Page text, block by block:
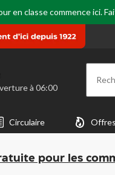
en classe commence ici.
⋅ Ouverture à 06:00
Circulaire
pour les